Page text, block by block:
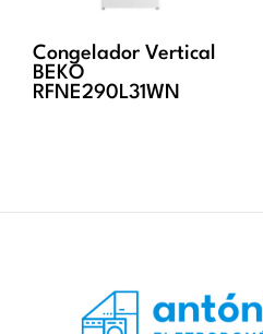
Congelador Vertical
BEKO
RFNE290L31WN